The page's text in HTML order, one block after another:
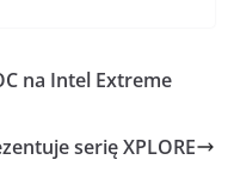
l e
na Intel Extreme
serię XPLORE